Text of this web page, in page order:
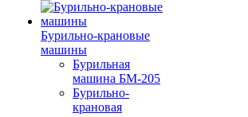
Бурильно-крановые
машины
Бурильная
машина БМ-205
Бурильно-
крановая